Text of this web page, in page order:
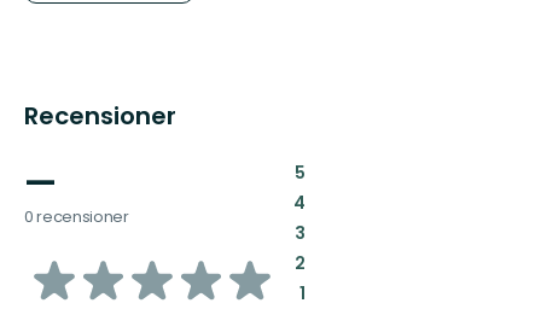
Recensioner
—
0 recensioner
av
5:
4:
3:
2:
1: